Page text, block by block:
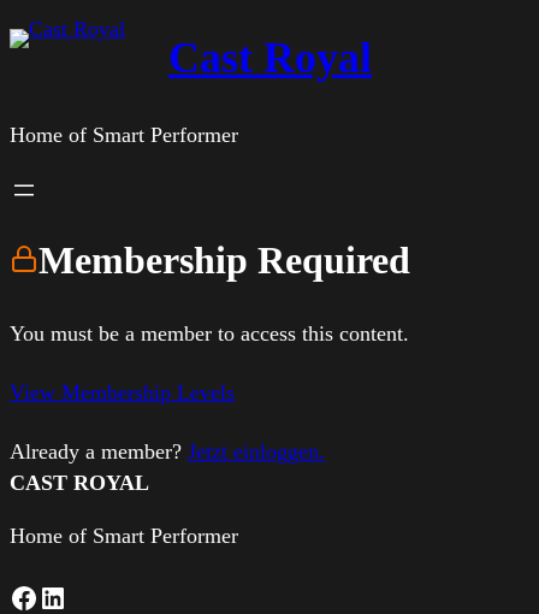
Zum
Cast Royal
Home of Smart Performer
Membership Required
You must be a member to access this content.
View Membership Levels
Already a member? Jetzt einloggen.
CAST ROYAL
Home of Smart Performer
Facebook LinkedIn